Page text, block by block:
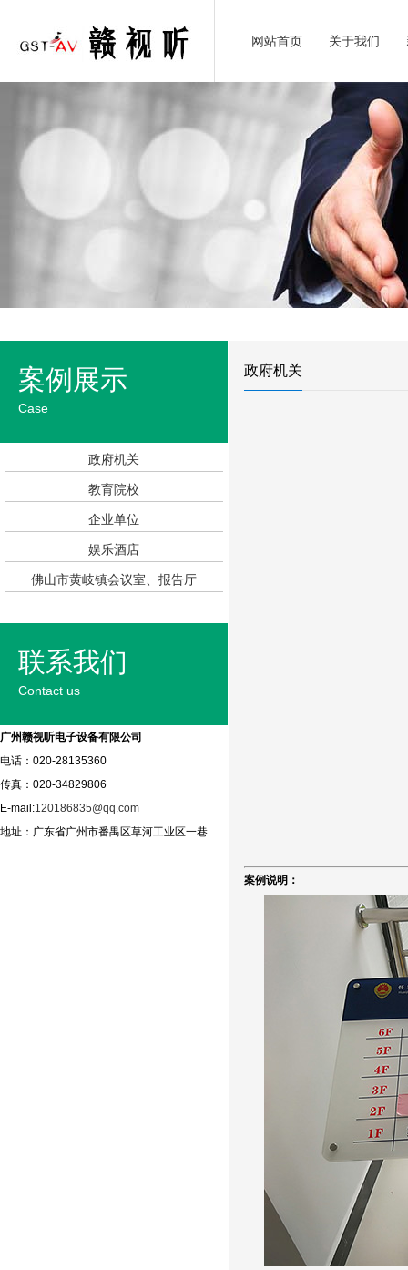
网站首页 关于我们
案例展示
Case
政府机关
教育院校
企业单位
娱乐酒店
佛山市黄岐镇会议室、报告厅
联系我们
Contact us
广州赣视听电子设备有限公司
电话：020-28135360
传真：020-34829806
E-mail:120186835@qq.com
地址：广东省广州市番禺区草河工业区一巷
政府机关
案例说明：